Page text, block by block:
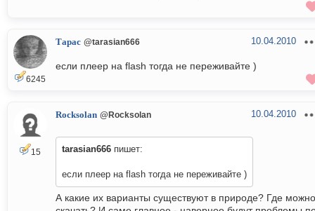
6245
Тарас @tarasian666 10.04.2010
если плеер на flash тогда не переживайте )
15
Rocksolan @Rocksolan 10.04.2010
tarasian666 пишет:
если плеер на flash тогда не переживайте )
А какие их варианты существуют в природе? Где можно